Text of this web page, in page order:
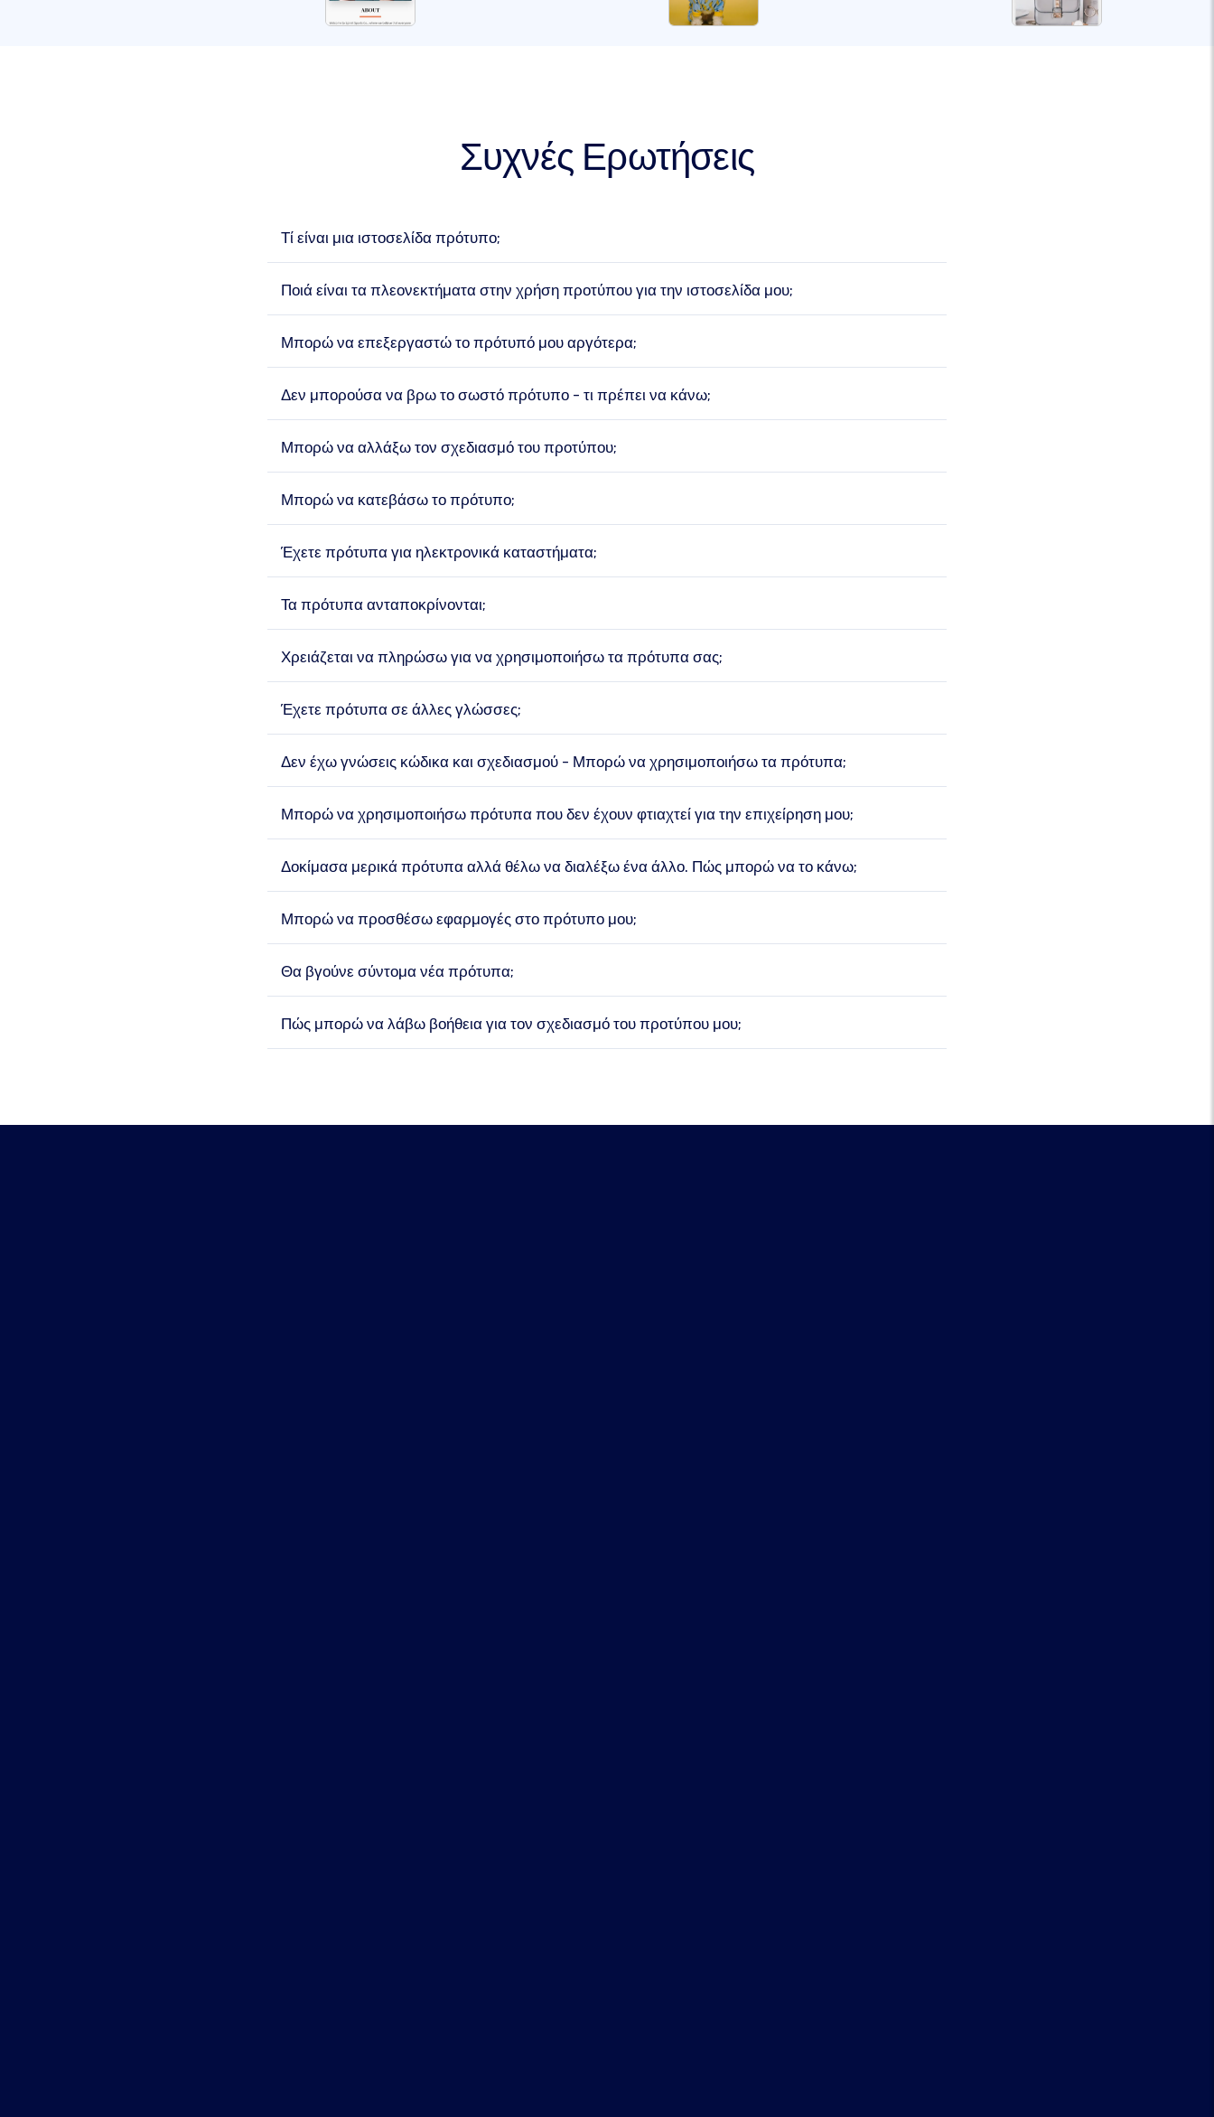
Συχνές Ερωτήσεις
Τί είναι μια ιστοσελίδα πρότυπο;
Ποιά είναι τα πλεονεκτήματα στην χρήση προτύπου για την ιστοσελίδα μου;
Μπορώ να επεξεργαστώ το πρότυπό μου αργότερα;
Δεν μπορούσα να βρω το σωστό πρότυπο - τι πρέπει να κάνω;
Μπορώ να αλλάξω τον σχεδιασμό του προτύπου;
Μπορώ να κατεβάσω το πρότυπο;
Έχετε πρότυπα για ηλεκτρονικά καταστήματα;
Τα πρότυπα ανταποκρίνονται;
Χρειάζεται να πληρώσω για να χρησιμοποιήσω τα πρότυπα σας;
Έχετε πρότυπα σε άλλες γλώσσες;
Δεν έχω γνώσεις κώδικα και σχεδιασμού - Μπορώ να χρησιμοποιήσω τα πρότυπα;
Μπορώ να χρησιμοποιήσω πρότυπα που δεν έχουν φτιαχτεί για την επιχείρηση μου;
Δοκίμασα μερικά πρότυπα αλλά θέλω να διαλέξω ένα άλλο. Πώς μπορώ να το κάνω;
Μπορώ να προσθέσω εφαρμογές στο πρότυπο μου;
Θα βγούνε σύντομα νέα πρότυπα;
Πώς μπορώ να λάβω βοήθεια για τον σχεδιασμό του προτύπου μου;